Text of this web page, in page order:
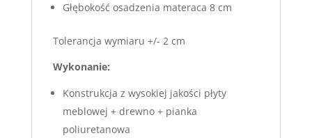
Głębokość osadzenia materaca 8 cm
Tolerancja wymiaru +/- 2 cm
Wykonanie:
Konstrukcja z wysokiej jakości płyty
meblowej + drewno + pianka
poliuretanowa